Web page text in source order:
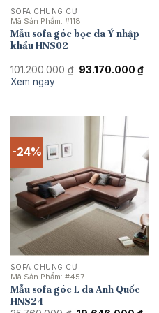
SOFA CHUNG CƯ
Mã Sản Phẩm: #118
Mẫu sofa góc bọc da Ý nhập
khẩu HNS02
101.200.000₫ Giá
93.170.000 ₫Giá
hiện
Xem ngay
-24%
SOFA CHUNG CƯ
Mã Sản Phẩm: #457
Mẫu sofa góc L da Anh Quốc
HNS24